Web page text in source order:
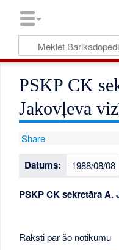
PSKP CK
Jakovļeva
Share
Datums: 1988/08/08
PSKP CK sekretāra A.
Raksti par šo notikumu